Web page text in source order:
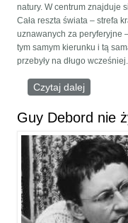
natury. W centrum znajduje
Cała reszta świata – strefa
uznawanych za peryferyjne
tym samym kierunku i tą
przebyły na długo wcześniej.
Czytaj dalej
Guy Debord nie